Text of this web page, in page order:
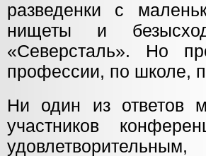
разведенки с
нищеты и
«Северсталь». Но
профессии, по школе,
Ни один из ответов
участников